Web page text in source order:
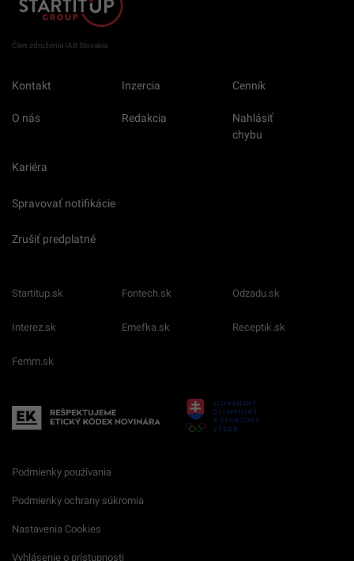
Člen združenia IAB Slovakia
Kontakt Inzercia Cenník
O nás Redakcia
Nahlásiť
chybu
Kariéra
Spravovať notifikácie
Zrušiť predplatné
Startitup.sk Fontech.sk Odzadu.sk
Interez.sk Emefka.sk Receptik.sk
Femm.sk
Podmienky používania
Podmienky ochrany súkromia
Nastavenia Cookies
Vyhlásenie o prístupnosti